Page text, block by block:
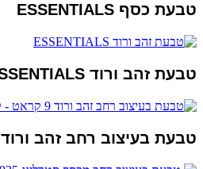
טבעת כסף ESSENTIALS
טבעת זהב ורוד ESSENTIALS
טבעת בעיצוב רחב זהב ורוד